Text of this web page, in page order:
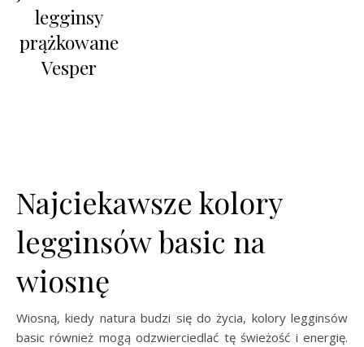
legginsy
prążkowane
Vesper
Najciekawsze kolory
legginsów basic na
wiosnę
Wiosną, kiedy natura budzi się do życia, kolory legginsów
basic również mogą odzwierciedlać tę świeżość i energię.